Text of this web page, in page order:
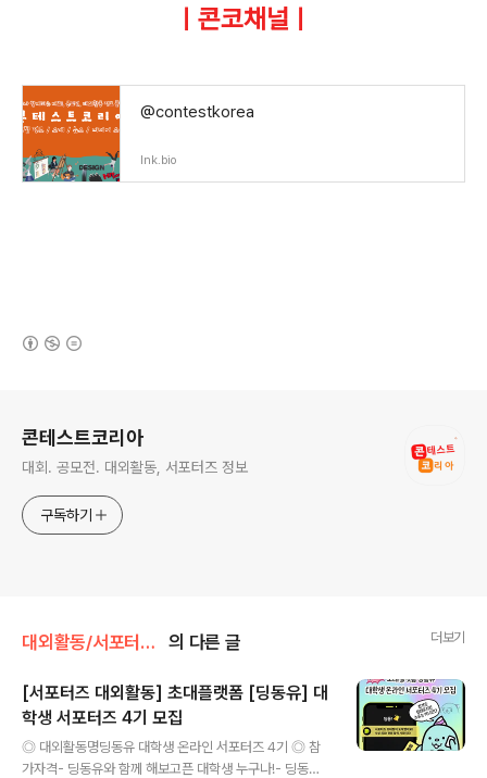
ㅣ콘코채널ㅣ
@contestkorea
lnk.bio
콘테스트코리아
대회. 공모전. 대외활동, 서포터즈 정보
구독하기
대외활동/서포터즈 • 기자단 의 다른 글 더보기
[서포터즈 대외활동] 초대플랫폼 [딩동유] 대
학생 서포터즈 4기 모집
◎ 대외활동명딩동유 대학생 온라인 서포터즈 4기 ◎ 참
가자격- 딩동유와 함께 해보고픈 대학생 누구나!- 딩동유